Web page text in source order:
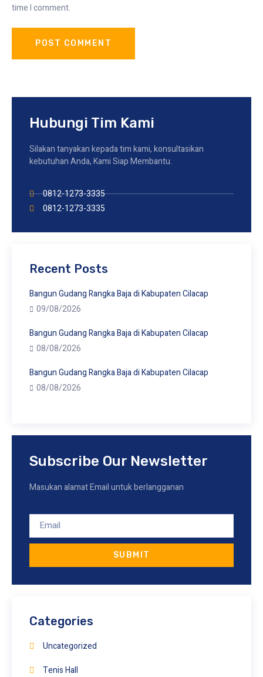
time I comment.
Hubungi Tim Kami
Silakan tanyakan kepada tim kami, konsultasikan
kebutuhan Anda, Kami Siap Membantu.
0812-1273-3335
0812-1273-3335
Recent Posts
Bangun Gudang Rangka Baja di Kabupaten Cilacap
09/08/2026
Bangun Gudang Rangka Baja di Kabupaten Cilacap
08/08/2026
Bangun Gudang Rangka Baja di Kabupaten Cilacap
08/08/2026
Subscribe Our Newsletter
Masukan alamat Email untuk berlangganan
SUBMIT
Categories
Uncategorized
Tenis Hall